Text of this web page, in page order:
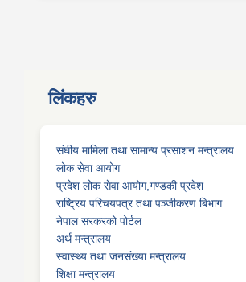
लिंकहरु
संघीय मामिला तथा सामान्य प्रसाशन मन्त्रालय
लोक सेवा आयोग
प्रदेश लोक सेवा आयोग,गण्डकी प्रदेश
राष्ट्रिय परिचयपत्र तथा पञ्जीकरण बिभाग
नेपाल सरकरको पोर्टल
अर्थ मन्त्रालय
स्वास्थ्य तथा जनसंख्या मन्त्रालय
शिक्षा मन्त्रालय